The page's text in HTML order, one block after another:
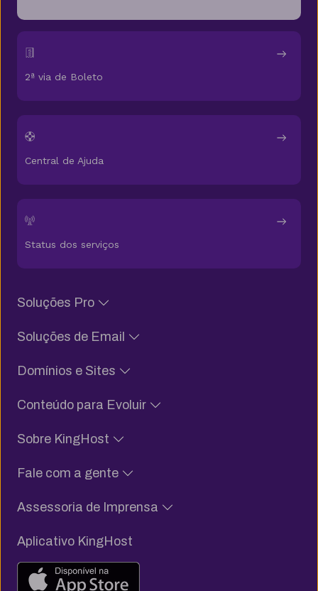
2ª via de Boleto
Central de Ajuda
Status dos serviços
Soluções Pro
Soluções de Email
Domínios e Sites
Conteúdo para Evoluir
Sobre KingHost
Fale com a gente
Assessoria de Imprensa
Aplicativo KingHost